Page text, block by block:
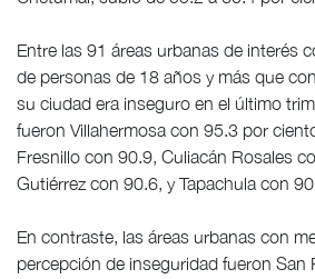
Entre las 91 áreas urbanas de interés
de personas de 18 años y más que
su ciudad era inseguro en el último
fueron Villahermosa con 95.3 por
Fresnillo con 90.9, Culiacán Rosales
Gutiérrez con 90.6, y Tapachula con
En contraste, las áreas urbanas con
percepción de inseguridad fueron San